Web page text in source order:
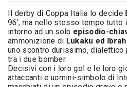
Il derby di Coppa Italia lo decide
96′, ma nello stesso tempo tutto
intorno ad un solo episodio-
ammonizione di Lukaku ed
uno scontro durissimo, dialettico
tra i due bomber.
Decisivi con i loro gol e le loro
attaccanti e uomini-simbolo di